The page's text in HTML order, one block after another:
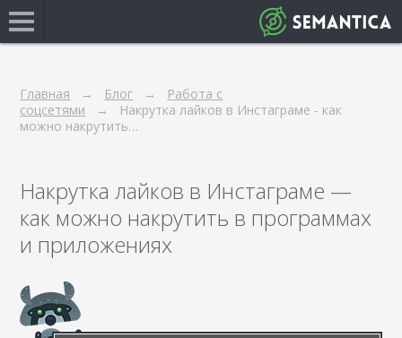
Главная Блог
Работа с
соцсетями
Накрутка лайков в Инстаграме - как
можно накрутить…
Накрутка лайков в Инстаграме —
как можно накрутить в программах
и приложениях